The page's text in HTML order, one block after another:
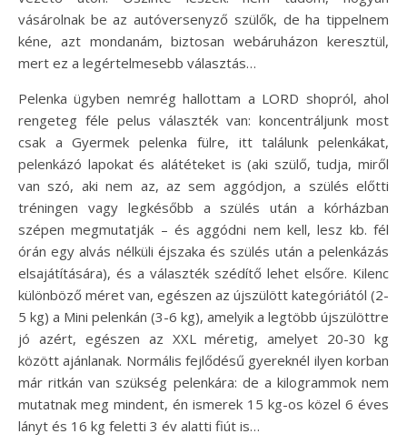
vásárolnak be az autóversenyző szülők, de ha tippelnem
kéne, azt mondanám, biztosan webáruházon keresztül,
mert ez a legértelmesebb választás…
Pelenka ügyben nemrég hallottam a LORD shopról, ahol
rengeteg féle pelus választék van: koncentráljunk most
csak a Gyermek pelenka fülre, itt találunk pelenkákat,
pelenkázó lapokat és alátéteket is (aki szülő, tudja, miről
van szó, aki nem az, az sem aggódjon, a szülés előtti
tréningen vagy legkésőbb a szülés után a kórházban
szépen megmutatják – és aggódni nem kell, lesz kb. fél
órán egy alvás nélküli éjszaka és szülés után a pelenkázás
elsajátítására), és a választék szédítő lehet elsőre. Kilenc
különböző méret van, egészen az újszülött kategóriától (2-
5 kg) a Mini pelenkán (3-6 kg), amelyik a legtöbb újszülöttre
jó azért, egészen az XXL méretig, amelyet 20-30 kg
között ajánlanak. Normális fejlődésű gyereknél ilyen korban
már ritkán van szükség pelenkára: de a kilogrammok nem
mutatnak meg mindent, én ismerek 15 kg-os közel 6 éves
lányt és 16 kg feletti 3 év alatti fiút is…